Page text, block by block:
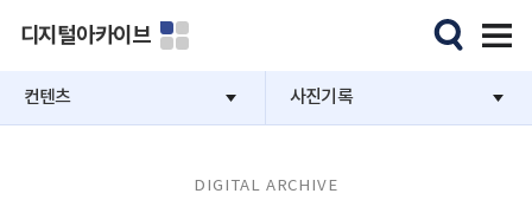
디지털아카이브
컨텐츠 사진기록
DIGITAL ARCHIVE